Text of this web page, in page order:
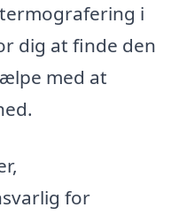
i
dig at finde den
med at
for